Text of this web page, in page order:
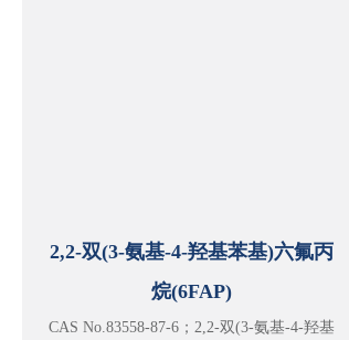
2,2-双(3-氨基-4-羟基苯基)六氟丙
烷(6FAP)
CAS No.83558-87-6；2,2-双(3-氨基-4-羟基